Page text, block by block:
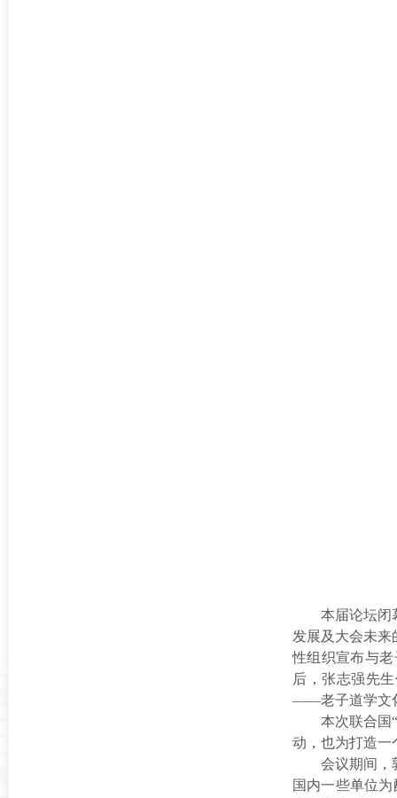
本届论坛闭
发展及大会未
性组织宣布与
后，张志强先
——老子道学文
本次联合国
动，也为打造一
会议期间，
国内一些单位为